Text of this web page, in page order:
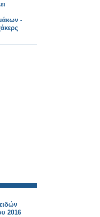
-
2016